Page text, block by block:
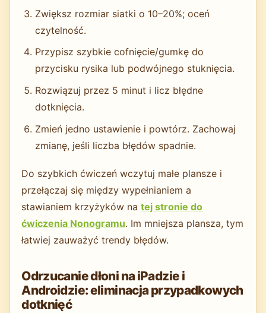
Zwiększ rozmiar siatki o 10–20%; oceń
czytelność.
Przypisz szybkie cofnięcie/gumkę do
przycisku rysika lub podwójnego stuknięcia.
Rozwiązuj przez 5 minut i licz błędne
dotknięcia.
Zmień jedno ustawienie i powtórz. Zachowaj
zmianę, jeśli liczba błędów spadnie.
Do szybkich ćwiczeń wczytuj małe plansze i
przełączaj się między wypełnianiem a
stawianiem krzyżyków natej stronie do
ćwiczenia Nonogramu. Im mniejsza plansza, tym
łatwiej zauważyć trendy błędów.
Odrzucanie dłoni na iPadzie i
Androidzie: eliminacja przypadkowych
dotknięć